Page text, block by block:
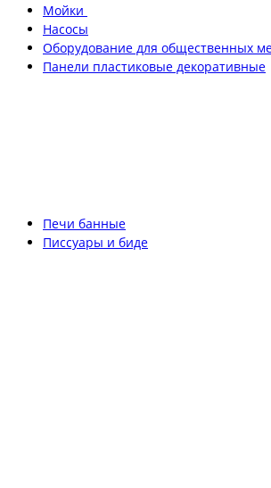
Мойки
Насосы
Оборудование для общественных
Панели пластиковые декоративные
Печи банные
Писсуары и биде